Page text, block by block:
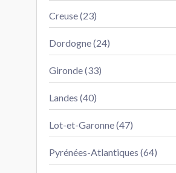
Creuse (23)
Dordogne (24)
Gironde (33)
Landes (40)
Lot-et-Garonne (47)
Pyrénées-Atlantiques (64)